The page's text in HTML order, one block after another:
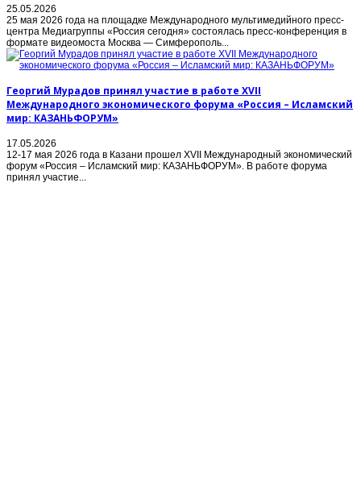
25.05.2026
25 мая 2026 года на площадке Международного мультимедийного пресс-
центра Медиагруппы «Россия сегодня» состоялась пресс-конференция в
формате видеомоста Москва — Симферополь...
Георгий Мурадов принял участие в работе XVII
Международного экономического форума «Россия – Исламский
мир: КАЗАНЬФОРУМ»
17.05.2026
12-17 мая 2026 года в Казани прошел XVII Международный экономический
форум «Россия – Исламский мир: КАЗАНЬФОРУМ». В работе форума
принял участие...